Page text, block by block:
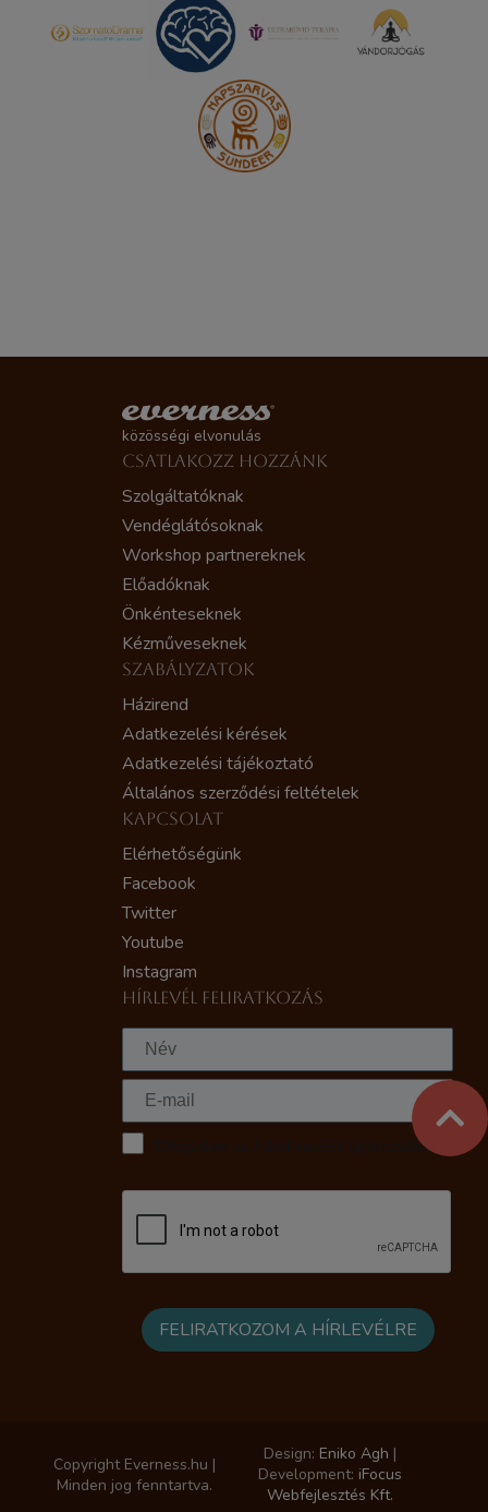
közösségi elvonulás
CSATLAKOZZ HOZZÁNK
Szolgáltatóknak
Vendéglátósoknak
Workshop partnereknek
Előadóknak
Önkénteseknek
Kézműveseknek
SZABÁLYZATOK
Házirend
Adatkezelési kérések
Adatkezelési tájékoztató
Általános szerződési feltételek
KAPCSOLAT
Elérhetőségünk
Facebook
Twitter
Youtube
Instagram
HÍRLEVÉL FELIRATKOZÁS
Elfogadom az Adatkezelési tájékoztatót
Copyright Everness.hu |
Minden jog fenntartva.
Design: Eniko Agh |
Development: iFocus
Webfejlesztés Kft.